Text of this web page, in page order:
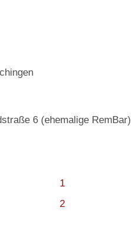
6 (ehemalige RemBar)
1
2